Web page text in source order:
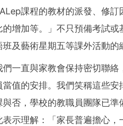
課程的教材的派發、修
增加等。」不只預備考試
及藝術星期五等課外活動的
一直與家教會保持密切聯
值的安排。我們笑稱這些
否，學校的教職員團隊已
表示理解：「家長普遍擔心